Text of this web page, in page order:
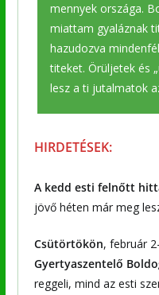
mennyek országa.
miattam gyaláznak
hazudozva
titeket. Örüljetek és
lesz a ti jutalmatok
HIRDETÉSEK:
A kedd esti felnőtt
jövő héten már meg
Csütörtökön, február
Gyertyaszentelő
reggeli, mind az esti